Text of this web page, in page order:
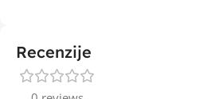
Recenzije